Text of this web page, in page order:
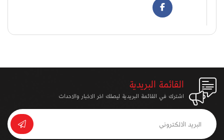
القائمة البريدية
اشترك في القائمة البريدية ليصلك اخر الاخبار والاحداث